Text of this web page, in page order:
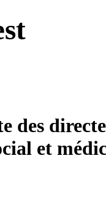
des
et